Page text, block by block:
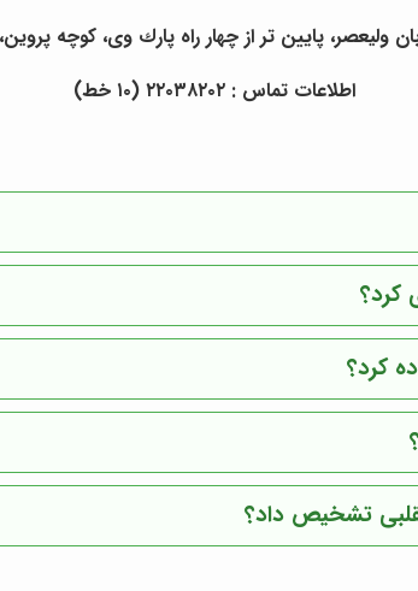
وليعصر، پايين تر از چهار راه پارك وى، كوچه پروين،
اطلاعات تماس : ٢٢٠٣٨٢٠٢ (١٠ خط)
کرد؟
کرد؟
تشخیص داد؟